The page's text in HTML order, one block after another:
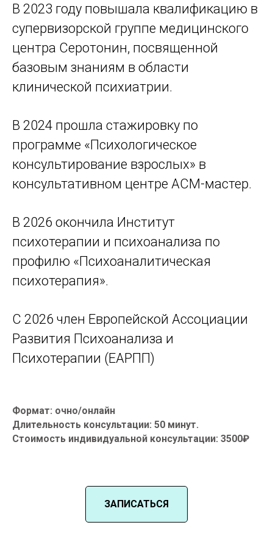
В 2023 году повышала квалификацию в
супервизорской группе медицинского
центра Серотонин, посвященной
базовым знаниям в области
клинической психиатрии.
В 2024 прошла стажировку по
программе «Психологическое
консультирование взрослых» в
консультативном центре АСМ-мастер.
В 2026 окончила Институт
психотерапии и психоанализа по
профилю «Психоаналитическая
психотерапия».
С 2026 член Европейской Ассоциации
Развития Психоанализа и
Психотерапии (ЕАРПП)
Формат: очно/онлайн
Длительность консультации: 50 минут.
Стоимость индивидуальной консультации: 3500₽
ЗАПИСАТЬСЯ